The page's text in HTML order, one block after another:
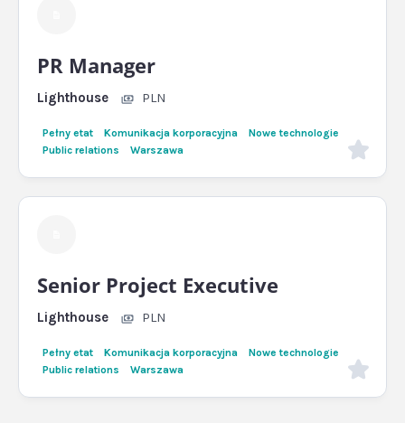
PR Manager
Lighthouse PLN
Pełny etat Komunikacja korporacyjna
Nowe technologie
Public relations
Warszawa
Senior Project Executive
Lighthouse PLN
Pełny etat Komunikacja korporacyjna
Nowe technologie
Public relations
Warszawa